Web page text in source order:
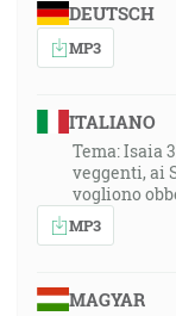
DEUTSCH
MP3
ITALIANO
Tema: Isaia
veggenti, ai
vogliono
MP3
MAGYAR